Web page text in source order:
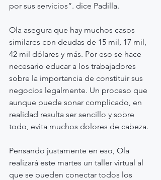
por sus servicios”. dice Padilla.
Ola asegura que hay muchos casos
similares con deudas de 15 mil, 17 mil,
42 mil dólares y más. Por eso se hace
necesario educar a los trabajadores
sobre la importancia de constituir sus
negocios legalmente. Un proceso que
aunque puede sonar complicado, en
realidad resulta ser sencillo y sobre
todo, evita muchos dolores de cabeza.
Pensando justamente en eso, Ola
realizará este martes un taller virtual al
que se pueden conectar todos los